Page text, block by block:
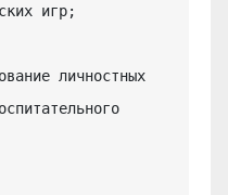
игр;
личностных